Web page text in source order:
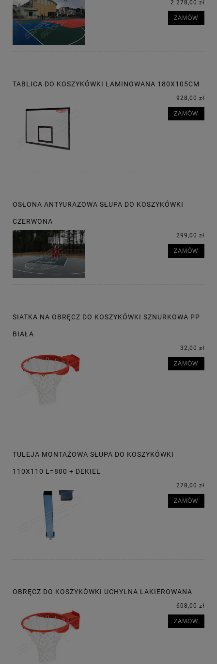
2 278,00 zł
ZAMÓW
TABLICA DO KOSZYKÓWKI LAMINOWANA 180X105CM
928,00 zł
ZAMÓW
OSŁONA ANTYURAZOWA SŁUPA DO KOSZYKÓWKI
CZERWONA
299,00 zł
ZAMÓW
SIATKA NA OBRĘCZ DO KOSZYKÓWKI SZNURKOWA PP
BIAŁA
32,00 zł
ZAMÓW
TULEJA MONTAŻOWA SŁUPA DO KOSZYKÓWKI
110X110 L=800 + DEKIEL
278,00 zł
ZAMÓW
OBRĘCZ DO KOSZYKÓWKI UCHYLNA LAKIEROWANA
608,00 zł
ZAMÓW